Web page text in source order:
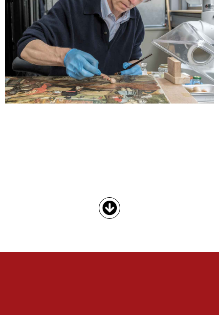
Partielles Nachfirnissen
Die matte Farbschicht nimmt den Firnis unterschiedlich auf. Für
einen einheitlichen Glanz werden deshalb Einzelbereiche partiell
nachgearbeitet. Der kleine, weich gepolsterte Ballen ist mit Firnis
benetzt und dient der Bearbeitung von matten Bereichen.